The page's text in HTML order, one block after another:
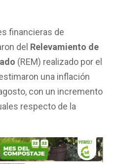
financieras de
del Relevamiento de
(REM) realizado por el
una inflación
con un incremento
respecto de la